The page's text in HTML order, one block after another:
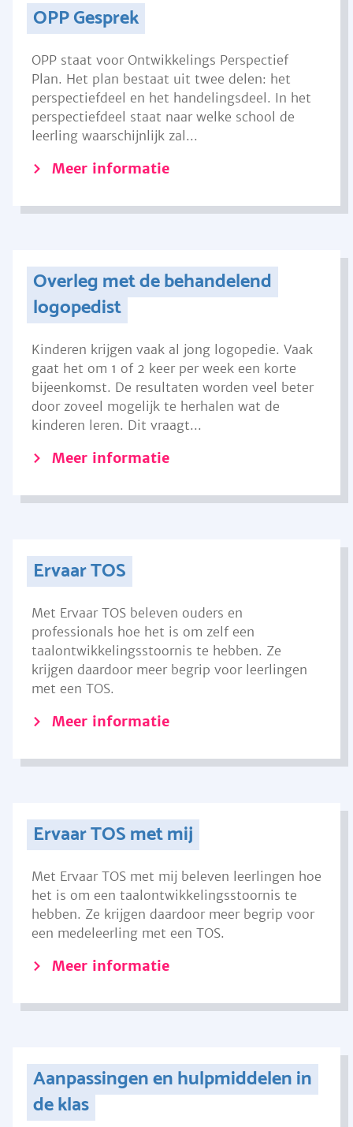
OPP Gesprek
OPP staat voor Ontwikkelings Perspectief
Plan. Het plan bestaat uit twee delen: het
perspectiefdeel en het handelingsdeel. In het
perspectiefdeel staat naar welke school de
leerling waarschijnlijk zal...
Meer informatie
Overleg met de behandelend
logopedist
Kinderen krijgen vaak al jong logopedie. Vaak
gaat het om 1 of 2 keer per week een korte
bijeenkomst. De resultaten worden veel beter
door zoveel mogelijk te herhalen wat de
kinderen leren. Dit vraagt...
Meer informatie
Ervaar TOS
Met Ervaar TOS beleven ouders en
professionals hoe het is om zelf een
taalontwikkelingsstoornis te hebben. Ze
krijgen daardoor meer begrip voor leerlingen
met een TOS.
Meer informatie
Ervaar TOS met mij
Met Ervaar TOS met mij beleven leerlingen hoe
het is om een taalontwikkelingsstoornis te
hebben. Ze krijgen daardoor meer begrip voor
een medeleerling met een TOS.
Meer informatie
Aanpassingen en hulpmiddelen in
de klas